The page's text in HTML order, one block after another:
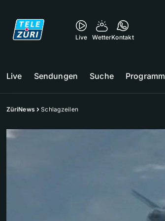
Live WetterKontakt
Live Sendungen Suche Programm
ZüriNews Schlagzeilen